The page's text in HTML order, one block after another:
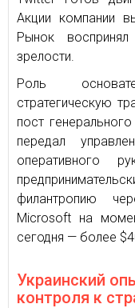
Акции компании
Рынок
зрелости.
Роль
стратегическую
пост
передал
оперативного
филантропию
Microsoft на
сегодня — более
Украинский
контроля к